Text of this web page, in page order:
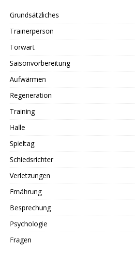
Grundsätzliches
Trainerperson
Torwart
Saisonvorbereitung
Aufwärmen
Regeneration
Training
Halle
Spieltag
Schiedsrichter
Verletzungen
Ernährung
Besprechung
Psychologie
Fragen